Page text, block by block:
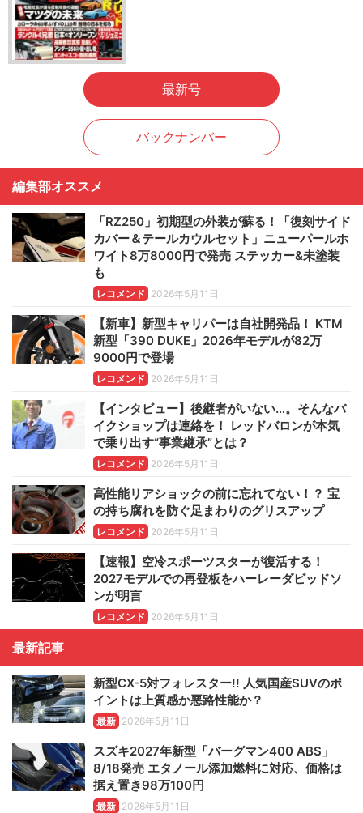
最新号
バックナンバー
編集部オススメ
「RZ250」初期型の外装が蘇る！「復刻サイド
カバー＆テールカウルセット」ニューパールホ
ワイト8万8000円で発売 ステッカー&未塗装
も
レコメンド 2026年5月11日
【新車】新型キャリパーは自社開発品！ KTM
新型「390 DUKE」2026年モデルが82万
9000円で登場
レコメンド 2026年5月11日
【インタビュー】後継者がいない…。そんなバ
イクショップは連絡を！ レッドバロンが本気
で乗り出す“事業継承”とは？
レコメンド 2026年5月11日
高性能リアショックの前に忘れてない！？ 宝
の持ち腐れを防ぐ足まわりのグリスアップ
レコメンド 2026年5月11日
【速報】空冷スポーツスターが復活する！
2027モデルでの再登板をハーレーダビッドソ
ンが明言
レコメンド 2026年5月11日
最新記事
新型CX-5対フォレスター!! 人気国産SUVのポ
イントは上質感か悪路性能か？
最新 2026年5月11日
スズキ2027年新型「バーグマン400 ABS」
8/18発売 エタノール添加燃料に対応、価格は
据え置き98万100円
最新 2026年5月11日